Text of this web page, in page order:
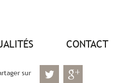
CONTACT
sur